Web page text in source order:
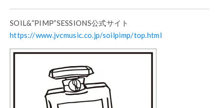
SOIL&”PIMP”SESSIONS公式サイト
https://www.jvcmusic.co.jp/soilpimp/top.html